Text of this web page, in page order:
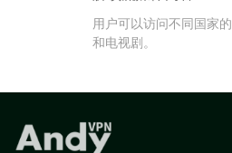
用户可以访问不同国家
和电视剧。